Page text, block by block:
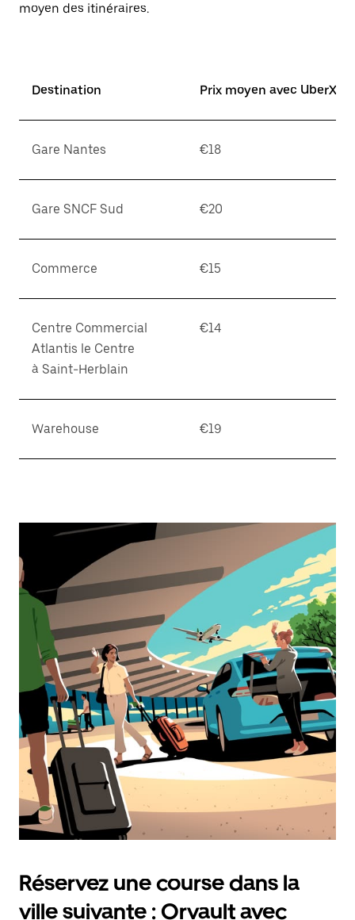
moyen des itinéraires.
Destination Prix moyen avec UberX*
Gare Nantes €18
Gare SNCF Sud €20
Commerce €15
Centre Commercial
Atlantis le Centre
à Saint-Herblain
€14
Warehouse €19
Réservez une course dans la
ville suivante : Orvault avec